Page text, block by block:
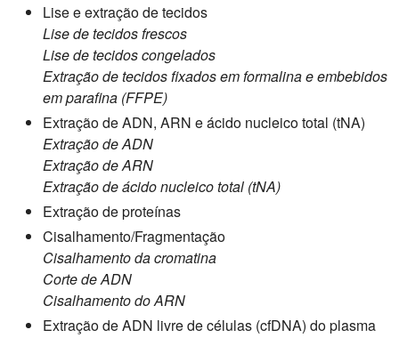
Lise e extração de tecidos
Lise de tecidos frescos
Lise de tecidos congelados
Extração de tecidos fixados em formalina e embebidos
em parafina (FFPE)
Extração de ADN, ARN e ácido nucleico total (tNA)
Extração de ADN
Extração de ARN
Extração de ácido nucleico total (tNA)
Extração de proteínas
Cisalhamento/Fragmentação
Cisalhamento da cromatina
Corte de ADN
Cisalhamento do ARN
Extração de ADN livre de células (cfDNA) do plasma